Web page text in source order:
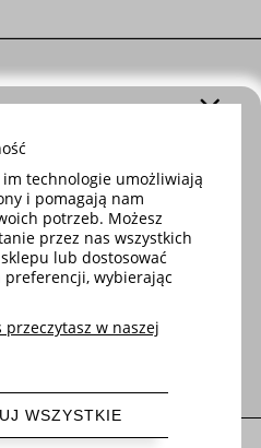
wersję strony
technologie umożliwiają
i pomagają nam
potrzeb. Możesz
przez nas wszystkich
lub dostosować
preferencji, wybierając
w naszej
WSZYSTKIE